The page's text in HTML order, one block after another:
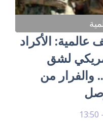
عالمية: الأكراد
لشق
من